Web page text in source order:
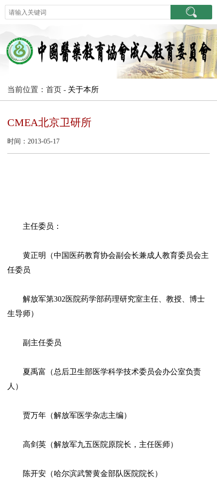
当前位置：首页 - 关于本所
CMEA北京卫研所
时间：2013-05-17
主任委员：
黄正明（中国医药教育协会副会长兼成人教育委员会主
任委员
解放军第302医院药学部药理研究室主任、教授、博士
生导师）
副主任委员
夏禹富（总后卫生部医学科学技术委员会办公室负责
人）
贾万年（解放军医学杂志主编）
高剑英（解放军九五医院原院长，主任医师）
陈开安（哈尔滨武警黄金部队医院院长）